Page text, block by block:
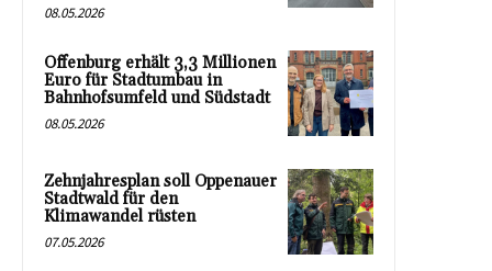
08.05.2026
Offenburg erhält 3,3 Millionen
Euro für Stadtumbau in
Bahnhofsumfeld und Südstadt
08.05.2026
Zehnjahresplan soll Oppenauer
Stadtwald für den
Klimawandel rüsten
07.05.2026